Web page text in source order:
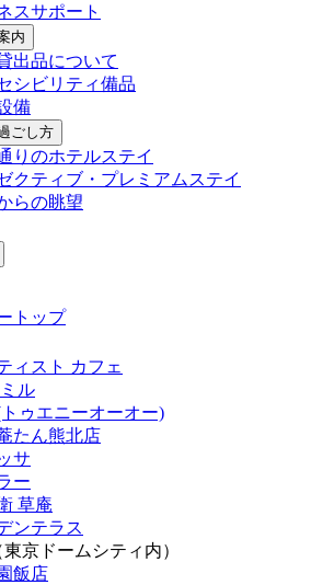
スサポート
内
出品について
シビリティ備品
備
ごし方
りのホテルステイ
クティブ・プレミアムステイ
らの眺望
トップ
ィスト カフェ
ル
トゥエニーオーオー)
たん熊北店
サ
ー
草庵
ンテラス
京ドームシティ内）
飯店